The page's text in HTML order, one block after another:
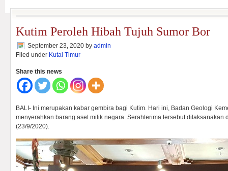
Kutim Peroleh Hibah Tujuh Sumor Bor
September 23, 2020 by admin
Filed under Kutai Timur
Share this news
BALI- Ini merupakan kabar gembira bagi Kutim. Hari ini, Badan Geologi
menyerahkan barang aset milik negara. Serahterima tersebut dilaksanakan
(23/9/2020).